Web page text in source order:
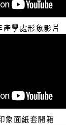
產學處形象影片
象面紙套開箱